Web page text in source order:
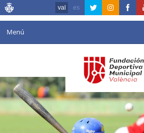
val es
Menú
Agenda
Instal·lacions
Comunicació